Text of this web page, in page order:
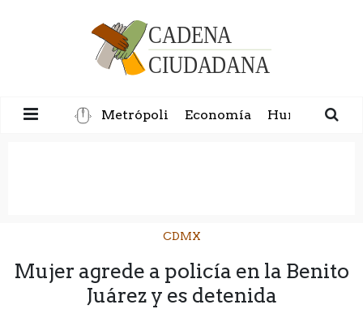
Metrópoli Economía Humanidad
CDMX
Mujer agrede a policía en la Benito
Juárez y es detenida